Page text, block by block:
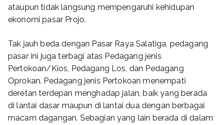
ataupun tidak langsung mempengaruhi kehidupan
ekonomi pasar Projo.
Tak jauh beda dengan Pasar Raya Salatiga, pedagang
pasar ini juga terbagi atas Pedagang jenis
Pertokoan/Kios, Pedagang Los, dan Pedagang
Oprokan. Pedagang jenis Pertokoan menempati
deretan terdepan menghadap jalan, baik yang berada
di lantai dasar maupun di lantai dua dengan berbagai
macam dagangan. Sebagian yang lain berada di dalam